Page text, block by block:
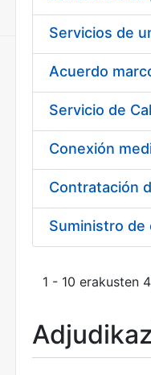
Erakutsi/
Acuerdo
Suministro de
1 - 10 erakusten